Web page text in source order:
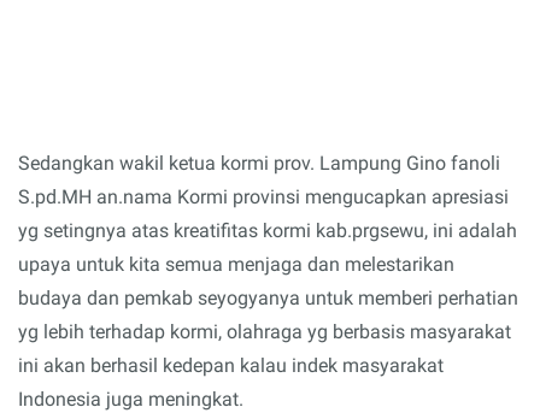
Sedangkan wakil ketua kormi prov. Lampung Gino fanoli
S.pd.MH an.nama Kormi provinsi mengucapkan apresiasi
yg setingnya atas kreatifitas kormi kab.prgsewu, ini adalah
upaya untuk kita semua menjaga dan melestarikan
budaya dan pemkab seyogyanya untuk memberi perhatian
yg lebih terhadap kormi, olahraga yg berbasis masyarakat
ini akan berhasil kedepan kalau indek masyarakat
Indonesia juga meningkat.